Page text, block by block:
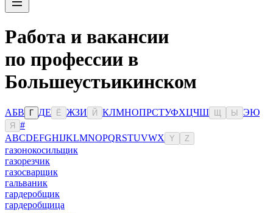
Работа и вакансии
по профессии в
Большеустьикинском
АБВ Г ДЕ Ё ЖЗИ Й КЛМНОПРСТУФХЦЧШ Ы ЭЮ
Я
#
ABCDEFGHIJKLMNOPQRSTUVWX Y Z
газонокосильщик
газорезчик
газосварщик
гальваник
гардеробщик
гардеробщица